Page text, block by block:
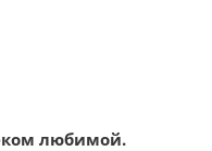
любимой.